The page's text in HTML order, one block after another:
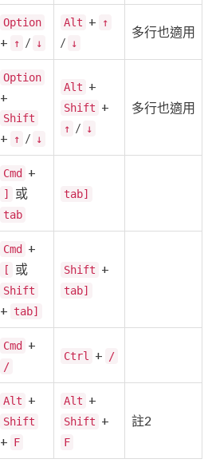
Option
+ ↑ / ↓
Alt + ↑
/ ↓
多行也適用
Option
+
Shift
+ ↑ / ↓
Alt +
Shift +
↑ / ↓
多行也適用
Cmd +
] 或
tab
tab]
Cmd +
[ 或
Shift
+ tab]
Shift +
tab]
Cmd +
/
Ctrl + /
Alt +
Shift
+ F
Alt +
Shift +
F
註2